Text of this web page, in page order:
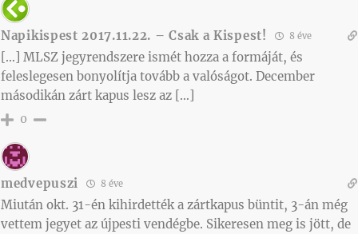
Napikispest 2017.11.22. – Csak a Kispest! 8 éve
[…] MLSZ jegyrendszere ismét hozza a formáját, és
feleslegesen bonyolítja tovább a valóságot. December
másodikán zárt kapus lesz az […]
0
medvepuszi 8 éve
Miután okt. 31-én kihirdették a zártkapus büntit, 3-án még
vettem jegyet az újpesti vendégbe. Sikeresen meg is jött, de